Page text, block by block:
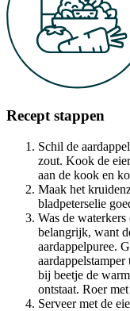
Recept stappen
Schil de
zout. Kook de
aan de kook en
Maak het
bladpeterselie
Was de
belangrijk, want
aardappelpuree.
bij beetje de
ontstaat. Roer
Serveer met de